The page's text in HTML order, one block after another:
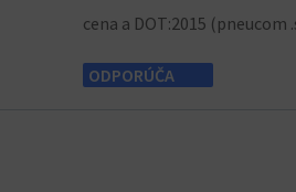
cena a DOT:2015
ODPORÚČA